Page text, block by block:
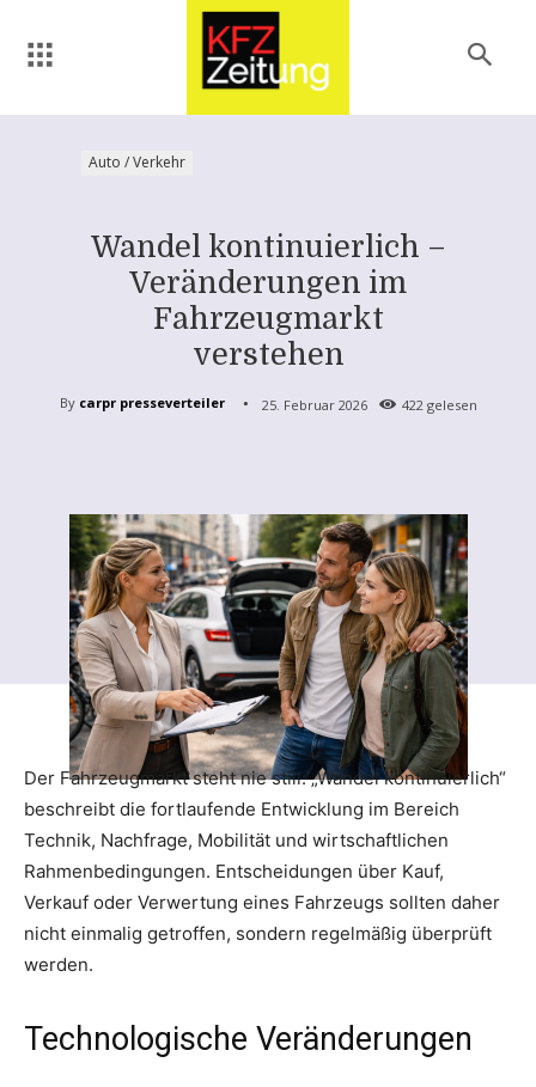
Auto / Verkehr
Wandel kontinuierlich –
Veränderungen im
Fahrzeugmarkt
verstehen
By carpr presseverteiler 25. Februar 2026 422 gelesen
Der Fahrzeugmarkt steht nie still: „Wandel kontinuierlich“
beschreibt die fortlaufende Entwicklung im Bereich
Technik, Nachfrage, Mobilität und wirtschaftlichen
Rahmenbedingungen. Entscheidungen über Kauf,
Verkauf oder Verwertung eines Fahrzeugs sollten daher
nicht einmalig getroffen, sondern regelmäßig überprüft
werden.
Technologische Veränderungen